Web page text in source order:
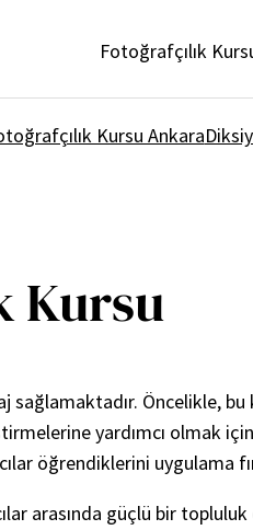
Fotoğrafçılık
Kursu Ankara
Kursu
sağlamaktadır. Öncelikle,
yardımcı olmak
öğrendiklerini uygulama
arasında güçlü bir